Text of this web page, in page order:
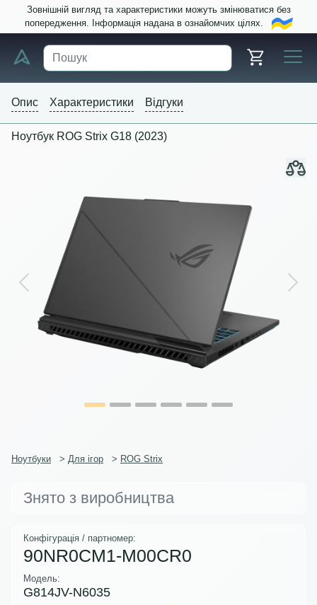
Зовнішній вигляд та характеристики можуть змінюватися без
попередження. Інформація надана в ознайомчих цілях.
Опис Характеристики Відгуки
Ноутбук ROG Strix G18 (2023)
Previous Next
Ноутбуки > Для ігор > ROG Strix
Знято з виробництва
Конфігурація / партномер:
90NR0CM1-M00CR0
Модель:
G814JV-N6035